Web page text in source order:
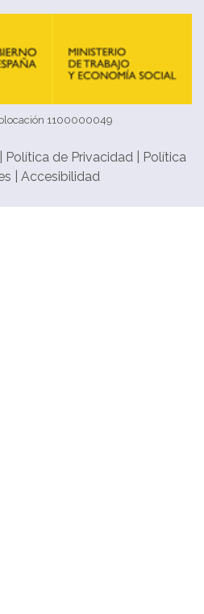
1100000049
Política de Privacidad
Política
Accesibilidad